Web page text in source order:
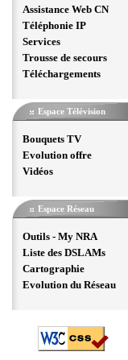
Assistance Web CN
Téléphonie IP
Services
Trousse de secours
Téléchargements
Espace Télévision
Bouquets TV
Evolution offre
Vidéos
Espace Réseau
Outils - My NRA
Liste des DSLAMs
Cartographie
Evolution du Réseau